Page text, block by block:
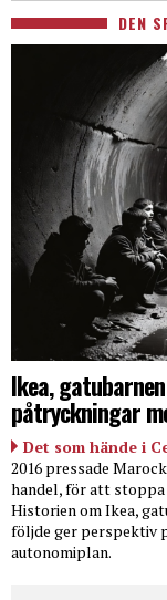
DEN
Ikea,
påtryckningar
Det som hände i
2016 pressade
handel, för att stoppa
Historien om Ikea,
följde ger perspektiv
autonomiplan.